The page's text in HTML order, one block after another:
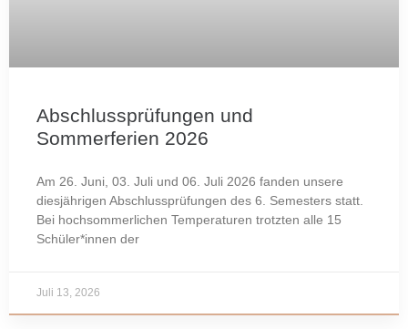
Abschlussprüfungen und
Sommerferien 2026
Am 26. Juni, 03. Juli und 06. Juli 2026 fanden unsere
diesjährigen Abschlussprüfungen des 6. Semesters statt.
Bei hochsommerlichen Temperaturen trotzten alle 15
Schüler*innen der
Juli 13, 2026